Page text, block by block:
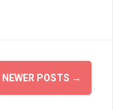
NEWER POSTS →